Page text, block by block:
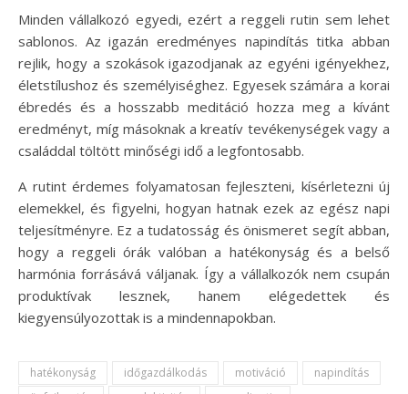
Minden vállalkozó egyedi, ezért a reggeli rutin sem lehet
sablonos. Az igazán eredményes napindítás titka abban
rejlik, hogy a szokások igazodjanak az egyéni igényekhez,
életstílushoz és személyiséghez. Egyesek számára a korai
ébredés és a hosszabb meditáció hozza meg a kívánt
eredményt, míg másoknak a kreatív tevékenységek vagy a
családdal töltött minőségi idő a legfontosabb.
A rutint érdemes folyamatosan fejleszteni, kísérletezni új
elemekkel, és figyelni, hogyan hatnak ezek az egész napi
teljesítményre. Ez a tudatosság és önismeret segít abban,
hogy a reggeli órák valóban a hatékonyság és a belső
harmónia forrásává váljanak. Így a vállalkozók nem csupán
produktívak lesznek, hanem elégedettek és
kiegyensúlyozottak is a mindennapokban.
hatékonyság időgazdálkodás motiváció
napindítás